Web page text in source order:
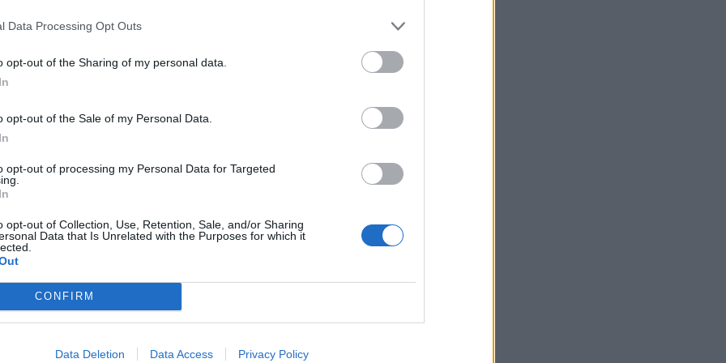
Data Processing Opt Outs
opt-out of the Sharing of my personal data.
opt-out of the Sale of my Personal Data.
opt-out of processing my Personal Data for Targeted
opt-out of Collection, Use, Retention, Sale, and/or Sharing
Data that Is Unrelated with the Purposes for which it
CONFIRM
Data Deletion Data Access Privacy Policy
ΑΓΩΝΑΣ ΖΩΗΣ 2019» θα οργανωθούν:
με ώρα εκκίνησης 9:00.
με ώρα εκκίνησης 9:15.
δρομείς, με ώρα εκκίνησης 9:30.
θα γίνουν στο Γυμνάσιο της
θα βρίσκονται στους χώρους του
2 ώρες. Δεν υπάρχει όριο χρόνου για
Καθώς επίσης και ιατρική κάλυψη από το